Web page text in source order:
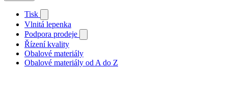
Tisk
Vlnitá lepenka
Podpora prodeje
Řízení kvality
Obalové materiály
Obalové materiály od A do Z